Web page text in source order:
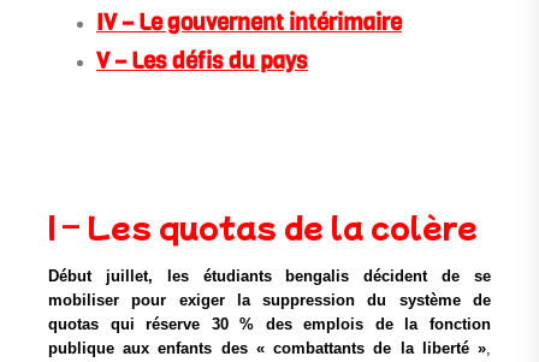
IV – Le gouvernent intérimaire
V – Les défis du pays
I – Les quotas de la colère
Début juillet, les étudiants bengalis décident de se
mobiliser pour exiger la suppression du système de
quotas qui réserve 30 % des emplois de la fonction
publique aux enfants des « combattants de la liberté »,